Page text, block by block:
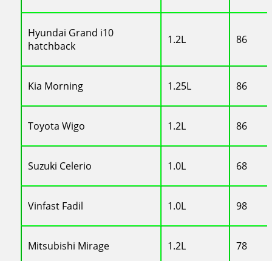
Hyundai Grand i10
hatchback
1.2L 86
Kia Morning 1.25L 86
Toyota Wigo 1.2L 86
Suzuki Celerio 1.0L 68
Vinfast Fadil 1.0L 98
Mitsubishi Mirage 1.2L 78